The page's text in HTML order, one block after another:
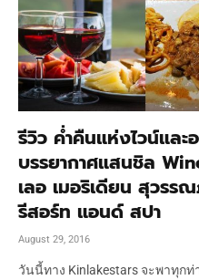
รีวิว ค่ำคืนแห่งไวน์และ
บรรยากาศแสนชิล
เลอ เมอริเดียน สุวร
รีสอร์ท แอนด์ สปา
August 29, 2016
วันนี้ทาง Kinlakestars จะพาทุกท่